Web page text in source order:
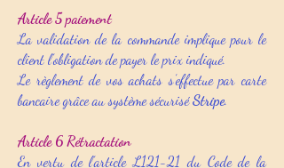
Article 5 paiement
La validation de la commande implique pour le
client l’obligation de payer le prix indiqué.
Le règlement de vos achats s’effectue par carte
bancaire grâce au système sécuriséStripe.
Article 6 Rétractation
En vertu de l’article L121-21 du Code de la